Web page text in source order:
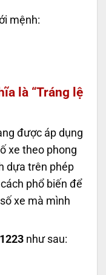
mệnh:
là “Tráng lệ
được áp dụng
xe theo phong
dựa trên phép
phổ biến để
xe mà mình
như sau: